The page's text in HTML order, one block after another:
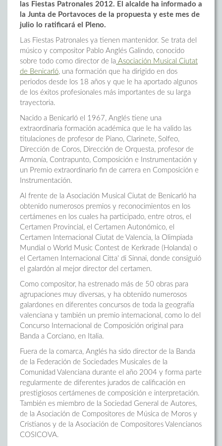
las Fiestas Patronales 2012. El alcalde ha informado a
la Junta de Portavoces de la propuesta y este mes de
julio lo ratificará el Pleno.
Las Fiestas Patronales ya tienen mantenidor. Se trata del
músico y compositor Pablo Anglés Galindo, conocido
sobre todo como director de la Asociación Musical Ciutat
de Benicarló, una formación que ha dirigido en dos
periodos desde los 18 años y que le ha aportado algunos
de los éxitos profesionales más importantes de su larga
trayectoria.
Nacido a Benicarló el 1967, Anglés tiene una
extraordinaria formación académica que le ha valido las
titulaciones de profesor de Piano, Clarinete, Solfeo,
Dirección de Coros, Dirección de Orquesta, profesor de
Armonía, Contrapunto, Composición e Instrumentación y
un Premio extraordinario fin de carrera en Composición e
Instrumentación.
Al frente de la Asociación Musical Ciutat de Benicarló ha
obtenido numerosos premios y reconocimientos en los
certámenes en los cuales ha participado, entre otros, el
Certamen Provincial, el Certamen Autonómico, el
Certamen Internacional Ciutat de Valencia, la Olimpiada
Mundial o World Music Contest de Kerkrade (Holanda) o
el Certamen Internacional Citta' di Sinnai, donde consiguió
el galardón al mejor director del certamen.
Como compositor, ha estrenado más de 50 obras para
agrupaciones muy diversas, y ha obtenido numerosos
galardones en diferentes concursos de toda la geografía
valenciana y también un premio internacional, como lo del
Concurso Internacional de Composición original para
Banda a Corciano, en Italia.
Fuera de la comarca, Anglés ha sido director de la Banda
de la Federación de Sociedades Musicales de la
Comunidad Valenciana durante el año 2004 y forma parte
regularmente de diferentes jurados de calificación en
prestigiosos certámenes de composición e interpretación.
También es miembro de la Sociedad General de Autores,
de la Asociación de Compositores de Música de Moros y
Cristianos y de la Asociación de Compositores Valencianos
COSICOVA.